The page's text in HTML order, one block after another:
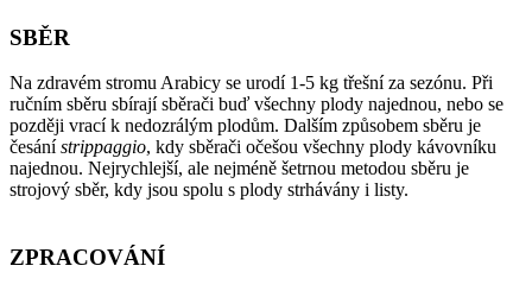
SBĚR
Na zdravém stromu Arabicy se urodí 1-5 kg třešní za sezónu. Při
ručním sběru sbírají sběrači buď všechny plody najednou, nebo se
později vrací k nedozrálým plodům. Dalším způsobem sběru je
česánístrippaggio, kdy sběrači očešou všechny plody kávovníku
najednou. Nejrychlejší, ale nejméně šetrnou metodou sběru je
strojový sběr, kdy jsou spolu s plody strhávány i listy.
ZPRACOVÁNÍ